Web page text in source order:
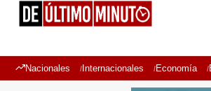
Nacionales Internacionales Economía